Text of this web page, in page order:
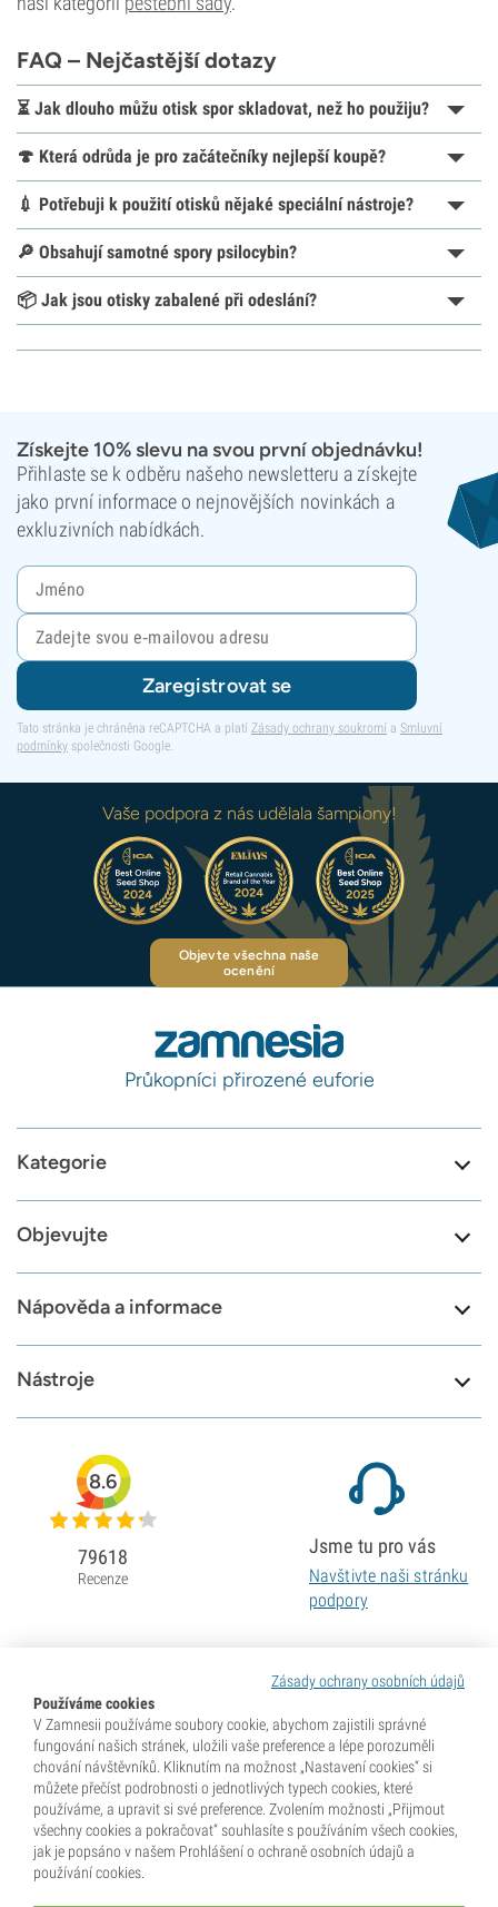
FAQ – Nejčastější dotazy
⏳ Jak dlouho můžu otisk spor skladovat, než ho použiju?
🍄 Která odrůda je pro začátečníky nejlepší koupě?
💉 Potřebuji k použití otisků nějaké speciální nástroje?
🔎 Obsahují samotné spory psilocybin?
📦 Jak jsou otisky zabalené při odeslání?
Získejte 10% slevu na svou první objednávku!
Přihlaste se k odběru našeho newsletteru a získejte
jako první informace o nejnovějších novinkách a
exkluzivních nabídkách.
Zaregistrovat se
Tato stránka je chráněna reCAPTCHA a platí Zásady ochrany soukromí a Smluvní
podmínky společnosti Google.
Vaše podpora z nás udělala šampiony!
Objevte všechna naše
ocenění
Průkopníci přirozené euforie
Kategorie
Objevujte
Nápověda a informace
Nástroje
Zásady ochrany osobních údajů
Používáme cookies
V Zamnesii používáme soubory cookie, abychom zajistili správné
fungování našich stránek, uložili vaše preference a lépe porozuměli
chování návštěvníků. Kliknutím na možnost „Nastavení cookies“ si
můžete přečíst podrobnosti o jednotlivých typech cookies, které
používáme, a upravit si své preference. Zvolením možnosti „Přijmout
všechny cookies a pokračovat“ souhlasíte s používáním všech cookies,
jak je popsáno v našem Prohlášení o ochraně osobních údajů a
používání cookies.
8.6
79618
Recenze
Jsme tu pro vás
Navštivte naši stránku
podpory